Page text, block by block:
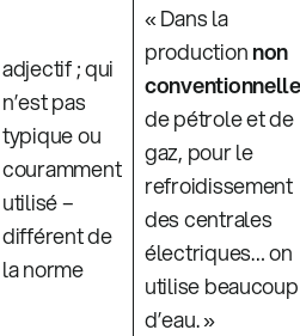
adjectif ; qui
n’est pas
typique ou
couramment
utilisé –
différent de
la norme
« Dans la
productionnon
conventionnelle
de pétrole et de
gaz, pour le
refroidissement
des centrales
électriques… on
utilise beaucoup
d’eau. »